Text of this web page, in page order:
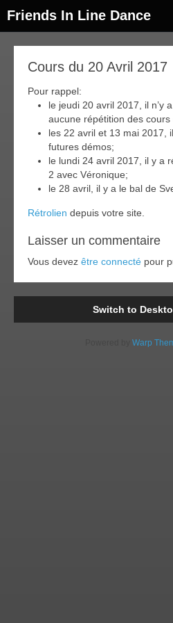
Friends In Line Dance
Cours du 20 Avril 2017
Pour rappel:
le jeudi 20 avril 2017, il n’y
aucune répétition des cours
les 22 avril et 13 mai 2017,
futures démos;
le lundi 24 avril 2017, il y a
2 avec Véronique;
le 28 avril, il y a le bal de
Rétrolien depuis votre site.
Laisser un commentaire
Vous devez être connecté pour
Switch to
Warp